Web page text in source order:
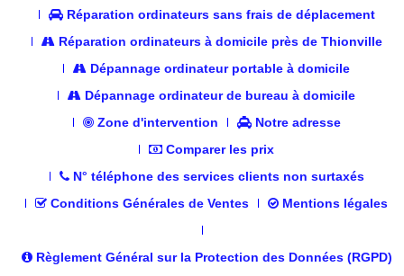
Réparation ordinateurs sans frais de déplacement
Réparation ordinateurs à domicile près de Thionville
Dépannage ordinateur portable à domicile
Dépannage ordinateur de bureau à domicile
Zone d'intervention
Notre adresse
Comparer les prix
N° téléphone des services clients non surtaxés
Conditions Générales de Ventes
Mentions légales
Règlement Général sur la Protection des Données (RGPD)